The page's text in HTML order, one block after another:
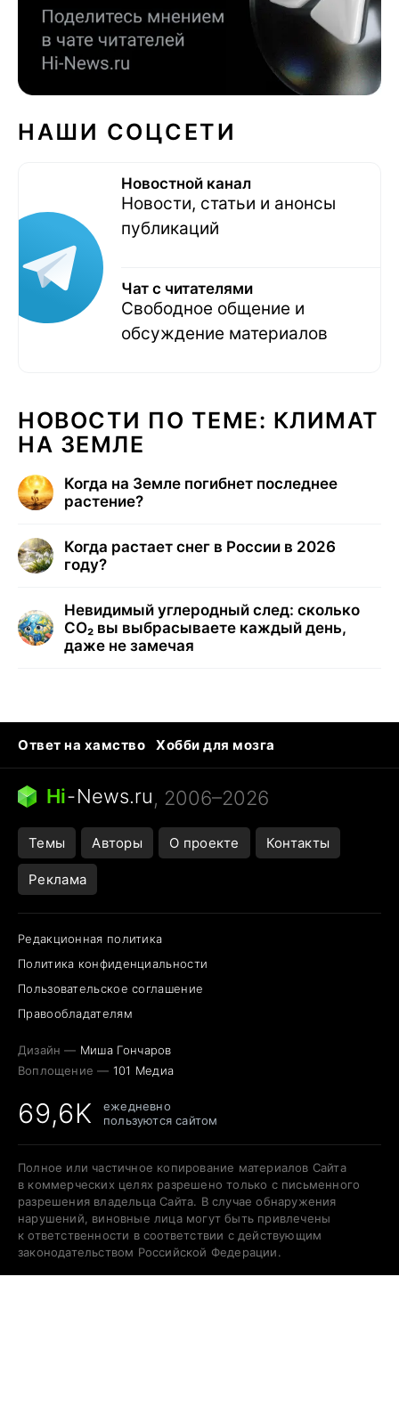
НАШИ СОЦСЕТИ
Новостной канал
Новости, статьи и анонсы
публикаций
Чат с читателями
Свободное общение и
обсуждение материалов
НОВОСТИ ПО ТЕМЕ: КЛИМАТ
НА ЗЕМЛЕ
Когда на Земле погибнет последнее
растение?
Когда растает снег в России в 2026
году?
Невидимый углеродный след: сколько
CO₂ вы выбрасываете каждый день,
даже не замечая
Ответ на хамство
Хобби для мозга
Бензин 100 и 95
Тунцы в океанариуме
Следующая пандемия
Hi-News.ru, 2006–2026
Темы Авторы О проекте Контакты
Реклама
Редакционная политика
Политика конфиденциальности
Пользовательское соглашение
Правообладателям
Дизайн — Миша Гончаров
Воплощение — 101 Медиа
69,6K
ежедневно
пользуются сайтом
Полное или частичное копирование материалов Сайта
в коммерческих целях разрешено только с письменного
разрешения владельца Сайта. В случае обнаружения
нарушений, виновные лица могут быть привлечены
к ответственности в соответствии с действующим
законодательством Российской Федерации.